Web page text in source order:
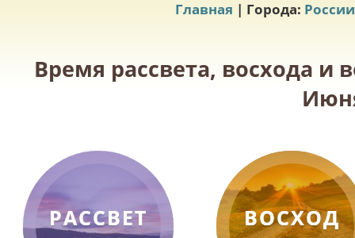
Главная | Города: России
Время рассвета, восхода и
РАССВЕТ
ВОСХОД